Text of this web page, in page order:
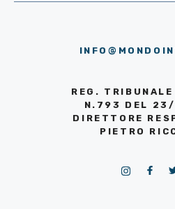
REG.
N.793 DEL
DIRETTORE
PIETRO